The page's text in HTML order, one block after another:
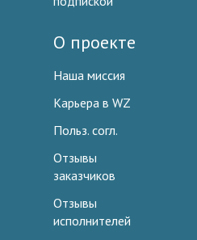
О проекте
Наша миссия
Карьера в WZ
Польз. согл.
Отзывы
заказчиков
Отзывы
исполнителей